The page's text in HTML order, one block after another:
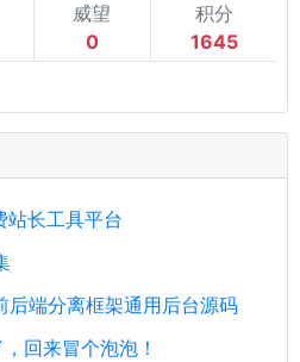
威望
0
积分
1645
站长工具平台
端分离框架通用后台源码
回来冒个泡泡！